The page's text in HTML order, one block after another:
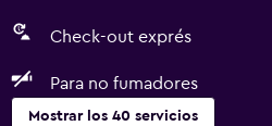
Check-out exprés
Para no fumadores
Mostrar los 40 servicios